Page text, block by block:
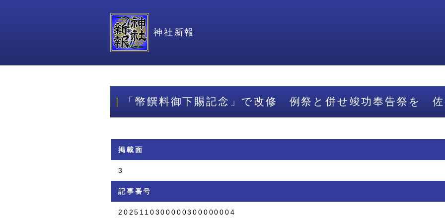
神社新報
「幣饌料御下賜記念」で改修 例祭と併せ竣功奉告祭を
掲載面
3
記事番号
2025110300000300000004